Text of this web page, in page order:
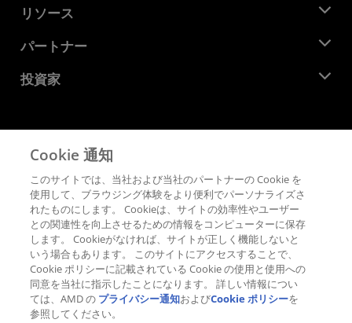
企業責任
キャリア
お問い合わせ
ニュースルーム
メディア ライブラリ
リソース
デベロッパー セントラル
ケース スタディ
パートナー
AMD パートナー ハブ
投資家
財務情報
取締役会
SEC 提出書類
プライバシー
商標
サプライ チェーンの透明性
公正でオープンな競争
英国税務戦略
Cookie ポリシー
Cookie の設定
Cookie 通知
このサイトでは、当社および当社のパートナーの Cookie を
使用して、ブラウジング体験をより便利でパーソナライズさ
れたものにします。 Cookieは、サイトの効率性やユーザー
との関連性を向上させるための情報をコンピューターに保存
します。 Cookieがなければ、サイトが正しく機能しないと
いう場合もあります。 このサイトにアクセスすることで、
Cookie ポリシーに記載されている Cookie の使用と使用への
同意を当社に指示したことになります。 詳しい情報につい
ては、AMD の プライバシー通知およびCookie ポリシーを
参照してください。